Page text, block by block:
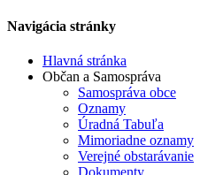
Navigácia stránky
Hlavná stránka
Občan a Samospráva
Samospráva obce
Oznamy
Úradná Tabuľa
Mimoriadne oznamy
Verejné obstarávanie